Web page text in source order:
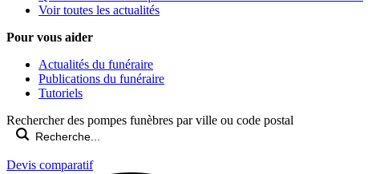
Voir toutes les actualités
Pour vous aider
Actualités du funéraire
Publications du funéraire
Tutoriels
Rechercher des pompes funèbres par ville ou code postal
Devis comparatif